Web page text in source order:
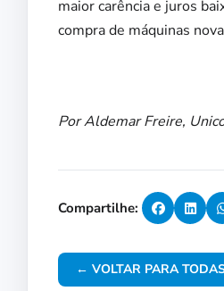
maior carência e juros
compra de máquinas
Por Aldemar Freire,
Compartilhe:
← VOLTAR PARA